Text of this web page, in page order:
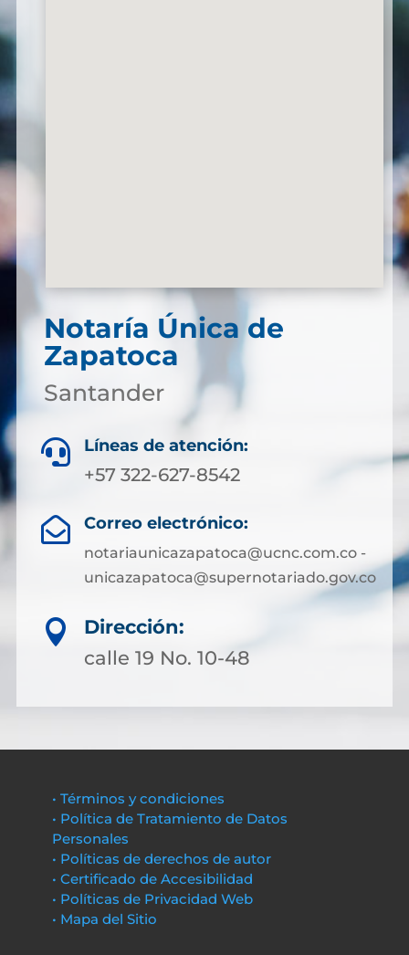
Notaría Única de
Zapatoca
Santander
 Líneas de atención:
+57 322-627-8542
 Correo electrónico:
notariaunicazapatoca@ucnc.com.co -
unicazapatoca@supernotariado.gov.co

Dirección:
calle 19 No. 10-48
• Términos y condiciones
• Política de Tratamiento de Datos
Personales
• Políticas de derechos de autor
• Certificado de Accesibilidad
• Políticas de Privacidad Web
• Mapa del Sitio